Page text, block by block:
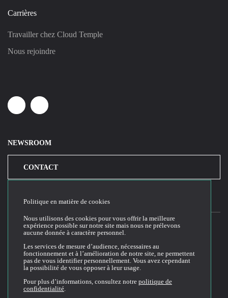
Carrières
Travailler chez Cloud Temple
Nous rejoindre
LinkedinYoutube
NEWSROOM
CONTACT
Conditions générales d'utilisation du site web
Politique de confidentialité
Politique de cookies
Conditions Générales de Vente et Utilisation (CGVU)
Politique en matière de cookies
Nous utilisons des cookies pour vous offrir la meilleure
expérience possible sur notre site mais nous ne prélevons
aucune donnée à caractère personnel.
Les services de mesure d’audience, nécessaires au
fonctionnement et à l’amélioration de notre site, ne permettent
pas de vous identifier personnellement. Vous avez cependant
la possibilité de vous opposer à leur usage.
Pour plus d’informations, consultez notre politique de
confidentialité.